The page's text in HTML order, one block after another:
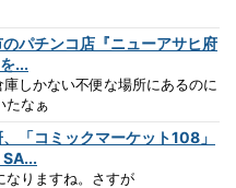
のパチンコ店『ニューアサヒ府
...
しかない不便な場所にあるのに
たなぁ
「コミックマーケット108」
なりますね。さすが